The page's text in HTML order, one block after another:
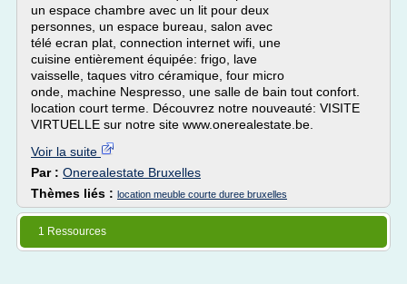
un espace chambre avec un lit pour deux
personnes, un espace bureau, salon avec
télé ecran plat, connection internet wifi, une
cuisine entièrement équipée: frigo, lave
vaisselle, taques vitro céramique, four micro
onde, machine Nespresso, une salle de bain tout confort.
location court terme. Découvrez notre nouveauté: VISITE
VIRTUELLE sur notre site www.onerealestate.be.
Voir la suite
Par : Onerealestate Bruxelles
Thèmes liés : location meuble courte duree bruxelles
1 Ressources